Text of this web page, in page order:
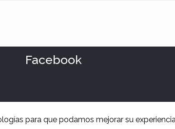
Facebook
para que podamos mejorar su